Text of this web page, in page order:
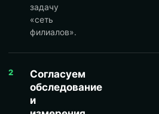
задачу
«сеть
филиалов».
2
Согласуем
обследование
и